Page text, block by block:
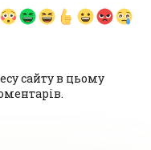
сайту в цьому